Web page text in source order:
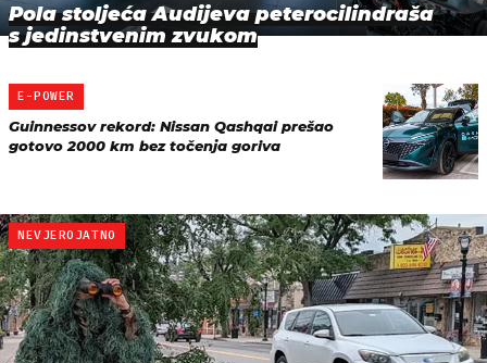
Pola stoljeća Audijeva peterocilindraša
s jedinstvenim zvukom
E-POWER
Guinnessov rekord: Nissan Qashqai prešao
gotovo 2000 km bez točenja goriva
NEVJEROJATNO